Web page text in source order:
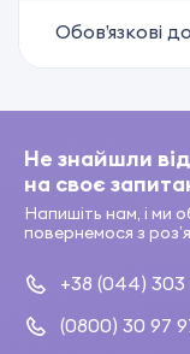
Обов’язкові
Не знайшли
на своє
Напишіть нам, і ми
повернемося з
+38 (044) 303
(0800) 30 97